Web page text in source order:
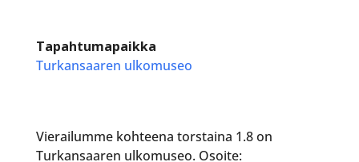
Tapahtumapaikka
Turkansaaren ulkomuseo
Vierailumme kohteena torstaina 1.8 on
Turkansaaren ulkomuseo. Osoite: